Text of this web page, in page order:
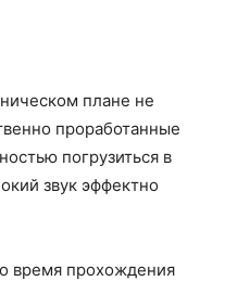
плане не
проработанные
погрузиться в
звук эффектно
время прохождения